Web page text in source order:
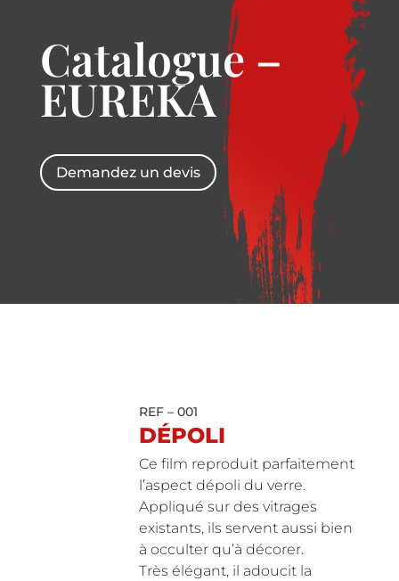
Catalogue –
EUREKA
Demandez un devis
REF – 001
DÉPOLI
Ce film reproduit parfaitement
l’aspect dépoli du verre.
Appliqué sur des vitrages
existants, ils servent aussi bien
à occulter qu’à décorer.
Très élégant, il adoucit la